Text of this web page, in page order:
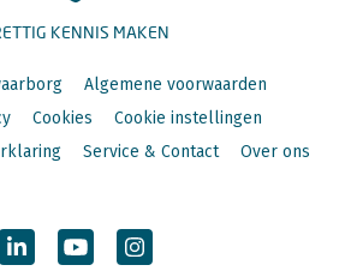
KENNIS MAKEN
Algemene voorwaarden
Cookies
Cookie instellingen
Service & Contact Over ons